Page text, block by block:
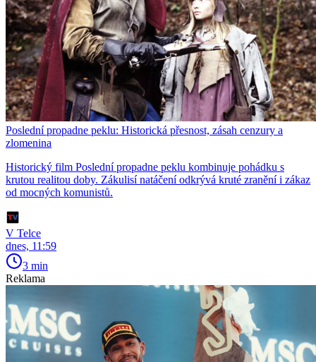
Poslední propadne peklu: Historická přesnost, zásah cenzury a
zlomenina
Historický film Poslední propadne peklu kombinuje pohádku s
krutou realitou doby. Zákulisí natáčení odkrývá kruté zranění i zákaz
od mocných komunistů.
V Telce
dnes, 11:59
3 min
Reklama